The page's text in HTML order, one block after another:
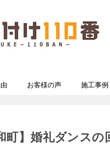
お客様の声 施工事例
町】婚礼ダンス